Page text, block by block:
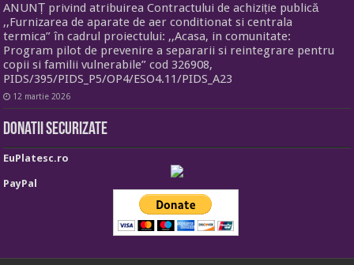
ANUNȚ privind atribuirea Contractului de achiziție publică
,,Furnizarea de aparate de aer conditionat si centrala
termica” în cadrul proiectului: ,,Acasa, in comunitate:
Program pilot de prevenire a separarii si reintegrare pentru
copii si familii vulnerabile” cod 326908,
PIDS/395/PIDS_P5/OP4/ESO4.11/PIDS_A23
12 martie 2026
Donatii securizate
EuPlatesc.ro
PayPal